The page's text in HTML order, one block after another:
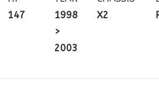
147
1998
>
2003
X2